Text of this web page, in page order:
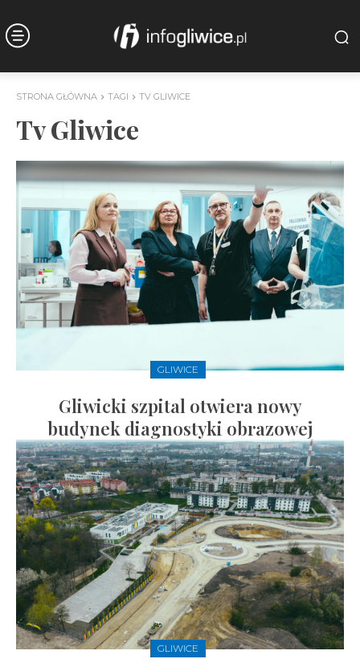
STRONA GŁÓWNA TAGI TV GLIWICE
Tv Gliwice
GLIWICE
Gliwicki szpital otwiera nowy
budynek diagnostyki obrazowej
GLIWICE